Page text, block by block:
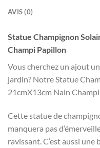
AVIS (0)
Statue Champignon
Champi Papillon
Vous cherchez un ajout
jardin? Notre Statue
21cmX13cm Nain
Cette statue de
manquera pas
ravissant. C’est aussi une